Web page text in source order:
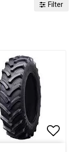
Filter
favoritlistan